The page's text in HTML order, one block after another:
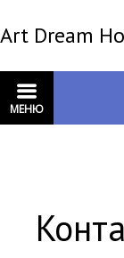
Art Dream
МЕНЮ